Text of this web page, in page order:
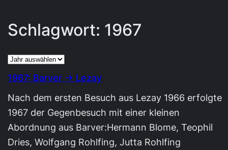
Schlagwort: 1967
Archiv
1967: Barver → Lezay
Nach dem ersten Besuch aus Lezay 1966 erfolgte
1967 der Gegenbesuch mit einer kleinen
Abordnung aus Barver:Hermann Blome, Teophil
Dries, Wolfgang Rohlfing, Jutta Rohlfing